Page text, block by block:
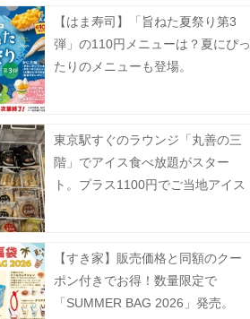
【はま寿司】「旨ねた夏祭り第3
弾」の110円メニューは？夏にぴっ
たりのメニューも登場。
東京駅すぐのラウンジ「丸善の三
階」でアイス食べ放題がスター
ト。プラス1100円でご当地アイス
【すき家】販売価格と同額のクー
ポン付きでお得！数量限定で
「SUMMER BAG 2026」発売。